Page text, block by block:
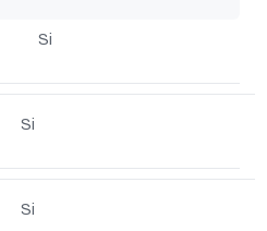
Si
Si
Si